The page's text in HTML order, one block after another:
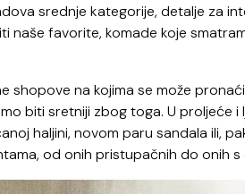
srednje kategorije, detalje za
naše favorite, komade koje
shopove na kojima se može
biti sretniji zbog toga. U proljeće
haljini, novom paru sandala ili,
od onih pristupačnih do onih